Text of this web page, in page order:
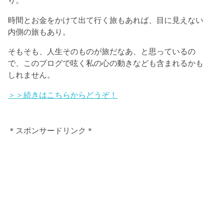
時間とお金をかけて出て行く旅もあれば、目に見えない
内側の旅もあり。
そもそも、人生そのものが旅だなあ、と思っているの
で、このブログで呟く私の心の動きなども含まれるかも
しれません。
＞＞続きはこちらからどうぞ！
＊スポンサードリンク＊